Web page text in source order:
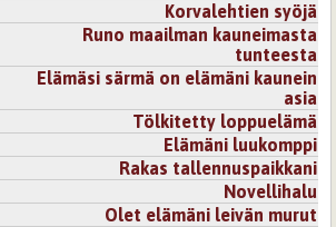
Korvalehtien syöjä
Runo maailman kauneimasta
tunteesta
Elämäsi särmä on elämäni kaunein
asia
Tölkitetty loppuelämä
Elämäni luukomppi
Rakas tallennuspaikkani
Novellihalu
Olet elämäni leivän murut